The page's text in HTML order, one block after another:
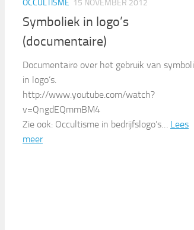
OCCULTISME 15 NOVEMBER 2012
Symboliek in logo’s
(documentaire)
Documentaire over het gebruik van
in logo’s.
http://www.youtube.com/watch?
v=QngdEQmmBM4
Zie ook: Occultisme in bedrijfslogo’s… Lees
meer